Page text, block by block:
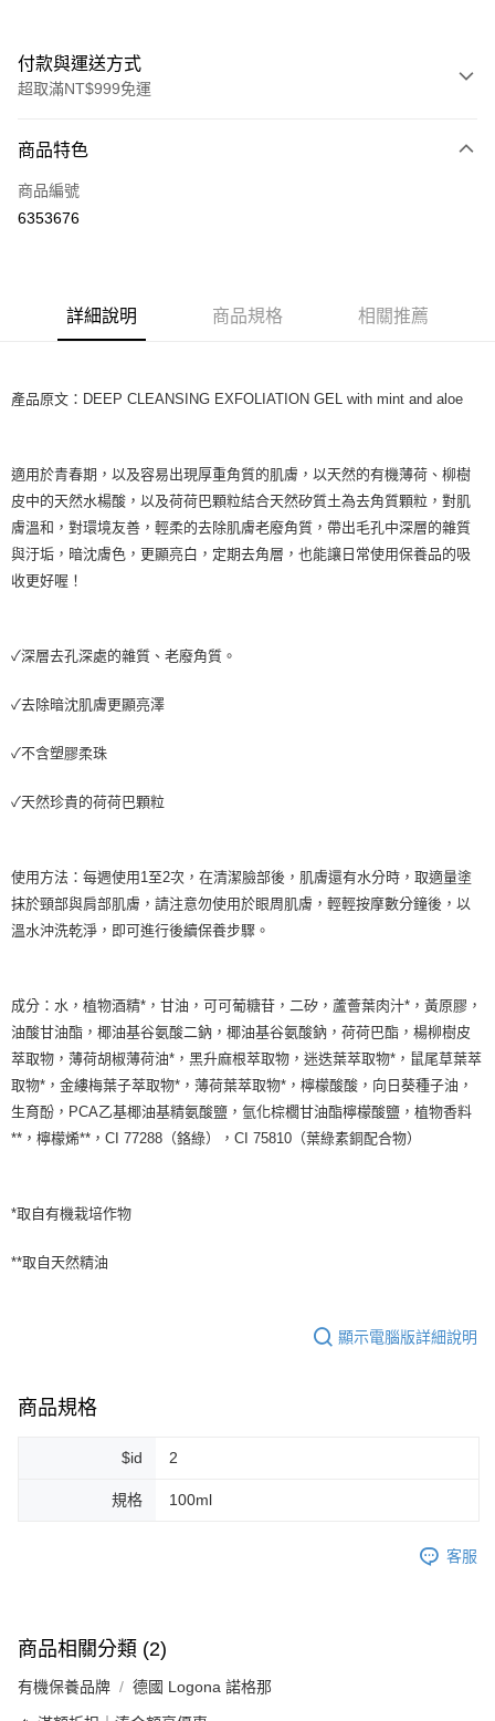
付款與運送方式
超取滿NT$999免運
信用卡一次付款
超商取貨付款
街口支付
Google Pay
運送方式
全家取貨付款
每筆NT$80，滿NT$999(含以上)免運費
每筆NT$80，滿NT$999(含以上)免運費
7-11純取貨 (先付款
離島宅配（澎湖、金門、馬祖、小琉球）
每筆NT$250，滿NT$3,000(含以上)免運費
免運費
商品特色
商品編號
6353676
詳細說明 商品規格 相關推薦
產品原文：DEEP CLEANSING EXFOLIATION GEL with mint and aloe
適用於青春期，以及容易出現厚重角質的肌膚，以天然的有機薄荷、柳樹
皮中的天然水楊酸，以及荷荷巴顆粒結合天然矽質土為去角質顆粒，對肌
膚溫和，對環境友善，輕柔的去除肌膚老廢角質，帶出毛孔中深層的雜質
與汙垢，暗沈膚色，更顯亮白，定期去角層，也能讓日常使用保養品的吸
收更好喔！
✓深層去孔深處的雜質、老廢角質。
✓去除暗沈肌膚更顯亮澤
✓不含塑膠柔珠
✓天然珍貴的荷荷巴顆粒
使用方法：每週使用1至2次，在清潔臉部後，肌膚還有水分時，取適量塗
抹於頸部與肩部肌膚，請注意勿使用於眼周肌膚，輕輕按摩數分鐘後，以
溫水沖洗乾淨，即可進行後續保養步驟。
成分：水，植物酒精*，甘油，可可葡糖苷，二矽，蘆薈葉肉汁*，黃原膠，
油酸甘油酯，椰油基谷氨酸二鈉，椰油基谷氨酸鈉，荷荷巴酯，楊柳樹皮
萃取物，薄荷胡椒薄荷油*，黑升麻根萃取物，迷迭葉萃取物*，鼠尾草葉萃
取物*，金縷梅葉子萃取物*，薄荷葉萃取物*，檸檬酸酸，向日葵種子油，
生育酚，PCA乙基椰油基精氨酸鹽，氫化棕櫚甘油酯檸檬酸鹽，植物香料
**，檸檬烯**，CI 77288（鉻綠），CI 75810（葉綠素銅配合物）
*取自有機栽培作物
**取自天然精油
顯示電腦版詳細說明
商品規格
$id 2
規格 100ml
客服
商品相關分類 (2)
有機保養品牌 德國 Logona 諾格那